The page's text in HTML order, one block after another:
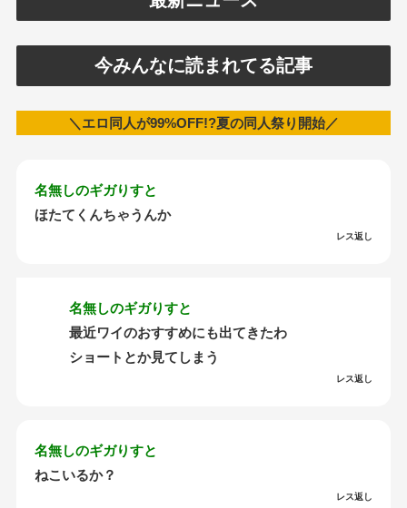
今みんなに読まれてる記事
＼エロ同人が99%OFF!?夏の同人祭り開始／
名無しのギガりすと
ほたてくんちゃうんか
レス返し
名無しのギガりすと
最近ワイのおすすめにも出てきたわ
ショートとか見てしまう
レス返し
名無しのギガりすと
ねこいるか？
レス返し